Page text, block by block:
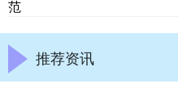
范
推荐资讯